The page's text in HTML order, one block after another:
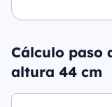
Cálculo paso
altura 44 cm